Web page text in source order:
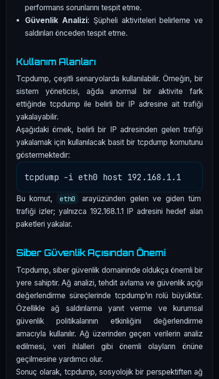
performans sorunlarını tespit etme.
Güvenlik Analizi: Şüpheli aktiviteleri belirleme ve
saldırıları önceden tespit etme.
Kullanım Alanları
Tcpdump, çeşitli senaryolarda kullanılabilir. Örneğin, bir
sistem yöneticisi, ağda anormal bir aktivite fark
ettiğinde tcpdump ile belirli bir IP adresine ait trafiği
yakalayabilir.
Aşağıdaki örnek, belirli bir IP adresinden gelen trafiği
yakalamak için kullanılacak basit bir tcpdump komutunu
göstermektedir:
Bu komut, eth0
arayüzünden gelen ve giden tüm
trafiği izler; yalnızca 192.168.1.1 IP adresini hedef alan
paketleri yakalar.
Siber Güvenlik Açısından Önemi
Tcpdump, siber güvenlik domaininde oldukça önemli bir
yere sahiptir. Ağ analizi, tehdit avlama ve güvenlik açığı
değerlendirme süreçlerinde tcpdump’ın rolü büyüktür.
Özellikle ağ saldırılarına yanıt verme ve kurumsal
güvenlik politikalarının etkinliğini değerlendirme
amacıyla kullanılır. Ağ üzerinden geçen verilerin analiz
edilmesi, veri ihlalleri gibi önemli olayların önüne
geçilmesine yardımcı olur.
Sonuç olarak, tcpdump, sosyolojik bir perspektiften ağ